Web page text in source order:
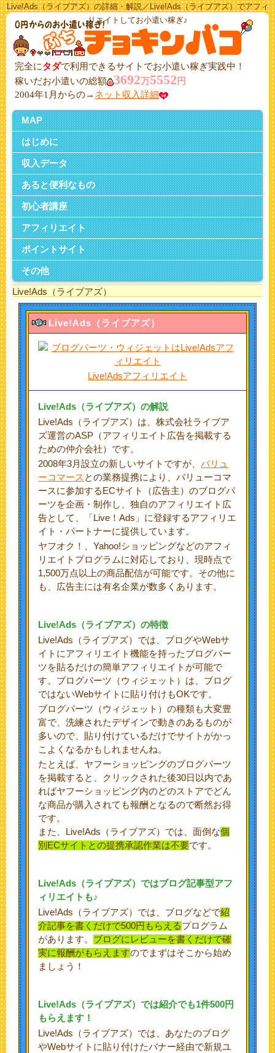
Live!Ads（ライブアズ）の詳細・解説／Live!Ads（ライブアズ）でアフィ
リエイトしてお小遣い稼ぎ♪
完全にタダで利用できるサイトでお小遣い稼ぎ実践中！
稼いだお小遣いの総額
3692万5552 円
2004年1月からの→ ネット収入詳細
MAP
はじめに
収入データ
あると便利なもの
初心者講座
アフィリエイト
ポイントサイト
その他
Live!Ads（ライブアズ）
Live!Ads （ライブアズ）
Live!Adsアフィリエイト
Live!Ads（ライブアズ）の解説
Live!Ads（ライブアズ）は、株式会社ライブア
ズ運営のASP（アフィリエイト広告を掲載する
ための仲介会社）です。
2008年3月設立の新しいサイトですが、バリュ
ーコマース との業務提携により、バリューコマ
ースに参加するECサイト（広告主）のブログパ
ーツを企画・制作し、独自のアフィリエイト広
告として、「Live！Ads」に登録するアフィリエ
イト・パートナーに提供しています。
ヤフオク！、Yahoo!ショッピングなどのアフィ
リエイトプログラムに対応しており、現時点で
1,500万点以上の商品配信が可能です。その他に
も、広告主には有名企業が数多くあります。
Live!Ads（ライブアズ）の特徴
Live!Ads（ライブアズ）では、ブログやWebサ
イトにアフィリエイト機能を持ったブログパー
ツを貼るだけの簡単アフィリエイトが可能で
す。ブログパーツ（ウィジェット）は、ブログ
ではないWebサイトに貼り付けもOKです。
ブログパーツ（ウィジェット）の種類も大変豊
富で、洗練されたデザインで動きのあるものが
多いので、貼り付けているだけでサイトがかっ
こよくなるかもしれませんね。
たとえば、ヤフーショッピングのブログパーツ
を掲載すると、クリックされた後30日以内であ
ればヤフーショッピング内のどのストアでどん
な商品が購入されても報酬となるので断然お得
です。
また、Live!Ads（ライブアズ）では、面倒な個
別ECサイトとの提携承認作業は不要です。
Live!Ads（ライブアズ）ではブログ記事型アフ
ィリエイトも♪
Live!Ads（ライブアズ）では、ブログなどで紹
介記事を書くだけで500円もらえるプログラム
があります。 ブログにレビューを書くだけで確
実に報酬がもらえますのでまずはそこから始め
ましょう！
Live!Ads（ライブアズ）では紹介でも1件500円
もらえます！
Live!Ads（ライブアズ）では、あなたのブログ
やWebサイトに貼り付けたバナー経由で新規ユ